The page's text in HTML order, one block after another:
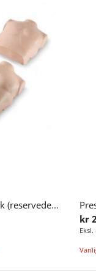
Prestan torso hud 4 pakk (reservedel) til førstehjelpsdukke
Legg i
kr